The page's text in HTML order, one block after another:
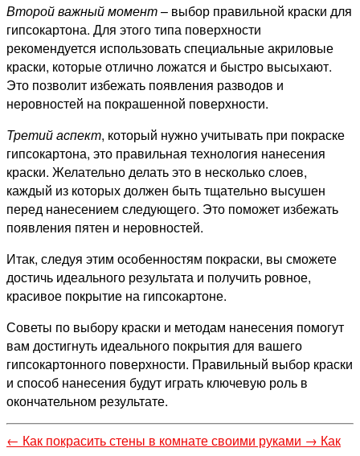
Второй важный момент– выбор правильной краски для
гипсокартона. Для этого типа поверхности
рекомендуется использовать специальные акриловые
краски, которые отлично ложатся и быстро высыхают.
Это позволит избежать появления разводов и
неровностей на покрашенной поверхности.
Третий аспект, который нужно учитывать при покраске
гипсокартона, это правильная технология нанесения
краски. Желательно делать это в несколько слоев,
каждый из которых должен быть тщательно высушен
перед нанесением следующего. Это поможет избежать
появления пятен и неровностей.
Итак, следуя этим особенностям покраски, вы сможете
достичь идеального результата и получить ровное,
красивое покрытие на гипсокартоне.
Советы по выбору краски и методам нанесения помогут
вам достигнуть идеального покрытия для вашего
гипсокартонного поверхности. Правильный выбор краски
и способ нанесения будут играть ключевую роль в
окончательном результате.
← Как покрасить стены в комнате своими руками → Как